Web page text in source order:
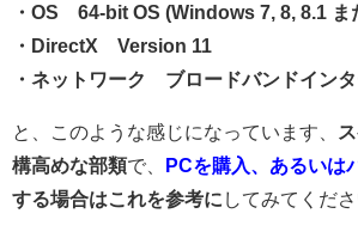
・OS 64-bit OS (Windows 7, 8, 8.1 ま
・DirectX Version 11
・ネットワーク ブロードバンドイン
と、このような感じになっています、
構高めな部類で、 PCを購入、あるいは
する場合はこれを参考に してみてくださ